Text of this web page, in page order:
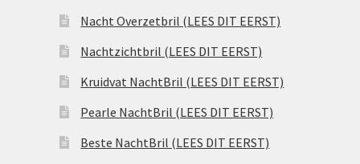
Nacht Overzetbril (LEES DIT EERST)
Nachtzichtbril (LEES DIT EERST)
Kruidvat NachtBril (LEES DIT EERST)
Pearle NachtBril (LEES DIT EERST)
Beste NachtBril (LEES DIT EERST)